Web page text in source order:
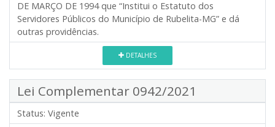
DE MARÇO DE 1994 que “Institui o Estatuto dos
Servidores Públicos do Município de Rubelita-MG” e dá
outras providências.
DETALHES
Lei Complementar 0942/2021
Status: Vigente